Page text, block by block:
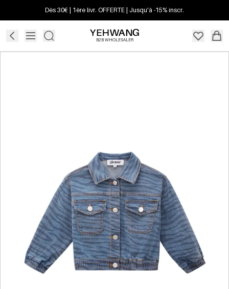
Dès 30€ | 1ère livr. OFFERTE | Jusqu'à -15% inscr.
B2B WHOLESALER